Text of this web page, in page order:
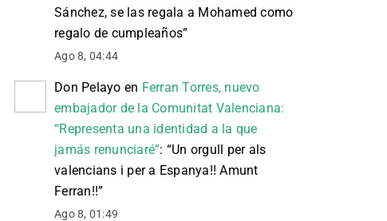
Sánchez, se las regala a Mohamed como
regalo de cumpleaños”
Ago 8, 04:44
Don Pelayo en Ferran Torres, nuevo
embajador de la Comunitat Valenciana:
“Representa una identidad a la que
jamás renunciaré”: “Un orgull per als
valencians i per a Espanya!! Amunt
Ferran!!”
Ago 8, 01:49